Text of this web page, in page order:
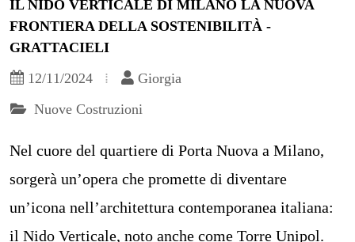
IL NIDO VERTICALE DI MILANO LA NUOVA
FRONTIERA DELLA SOSTENIBILITÀ -
GRATTACIELI
12/11/2024
Giorgia
Nuove Costruzioni
Nel cuore del quartiere di Porta Nuova a Milano,
sorgerà un’opera che promette di diventare
un’icona nell’architettura contemporanea italiana:
il Nido Verticale, noto anche come Torre Unipol.